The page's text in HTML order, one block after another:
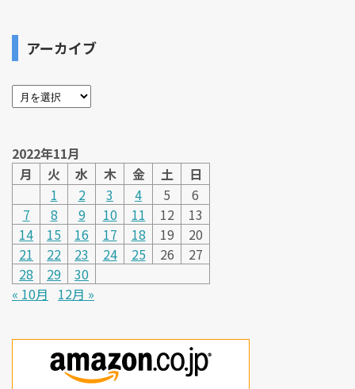
アーカイブ
2022年11月
月
火 水 木 金 土
日
1
2 3 4 5
6
7
8 9 10 11 12
13
14
15 16 17 18 19
20
21
22 23 24 25 26
27
28
29
30
« 10月
12月 »